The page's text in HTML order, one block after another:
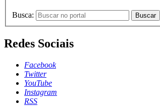
Busca: Buscar
Redes Sociais
Facebook
Twitter
YouTube
Instagram
RSS